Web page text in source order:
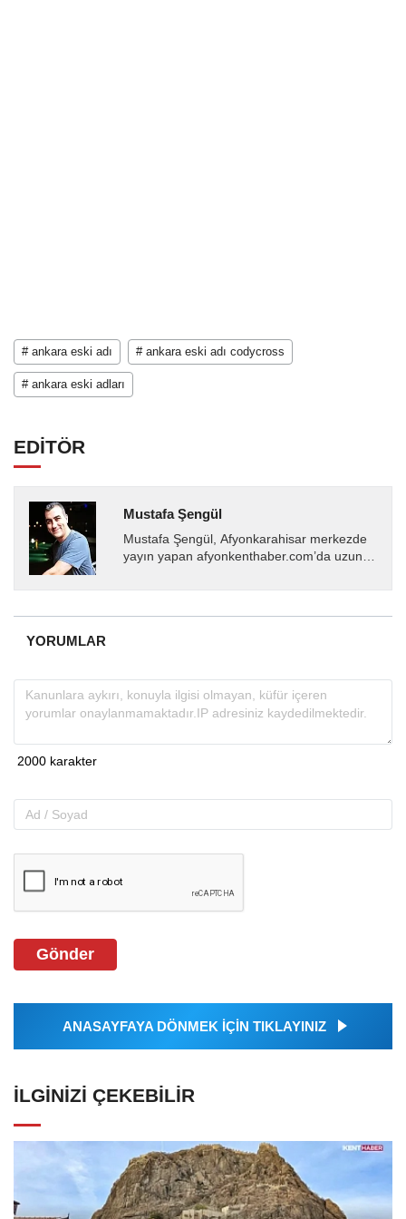
# ankara eski adı # ankara eski adı codycross
# ankara eski adları
EDİTÖR
Mustafa Şengül
Mustafa Şengül, Afyonkarahisar merkezde
yayın yapan afyonkenthaber.com’da uzun
almakta, haber akışı...
YORUMLAR
Gönder
ANASAYFAYA DÖNMEK İÇİN TIKLAYINIZ
İLGINIZI ÇEKEBILIR